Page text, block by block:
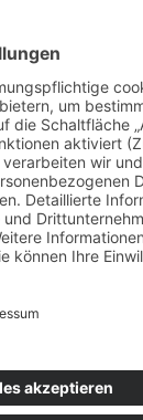
732 / 784293
linz.at
Universität